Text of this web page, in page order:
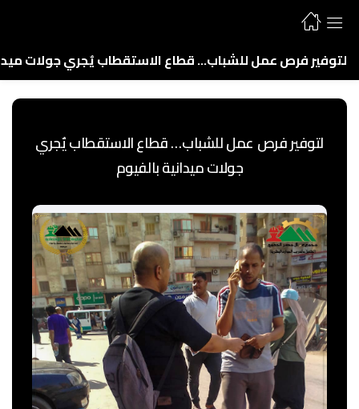
لتوفير فرص عمل للشباب… قطاع الاستقطاب يٌجري جولات
لتوفير فرص عمل للشباب… قطاع الاستقطاب يٌجري
جولات ميدانية بالفيوم